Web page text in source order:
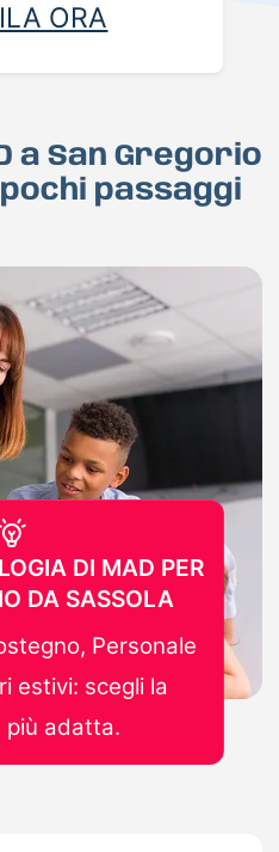
ORA
a San Gregorio
passaggi
DI MAD PER
DA SASSOLA
Personale
estivi: scegli la
più adatta.